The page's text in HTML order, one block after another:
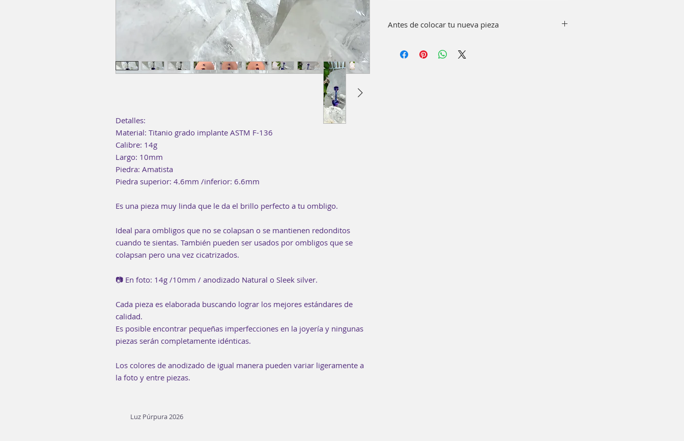
Detalles:
Material: Titanio grado implante ASTM F-136
Calibre: 14g
Largo: 10mm
Piedra: Amatista
Piedra superior: 4.6mm /inferior: 6.6mm
Es una pieza muy linda que le da el brillo perfecto a tu ombligo.
Ideal para ombligos que no se colapsan o se mantienen redonditos
cuando te sientas. También pueden ser usados por ombligos que se
colapsan pero una vez cicatrizados.
📷 En foto: 14g /10mm / anodizado Natural o Sleek silver.
Cada pieza es elaborada buscando lograr los mejores estándares de
calidad.
Es posible encontrar pequeñas imperfecciones en la joyería y ningunas
piezas serán completamente idénticas.
Los colores de anodizado de igual manera pueden variar ligeramente a
la foto y entre piezas.
Antes de colocar tu nueva pieza
pieza.
Luz Púrpura 2026